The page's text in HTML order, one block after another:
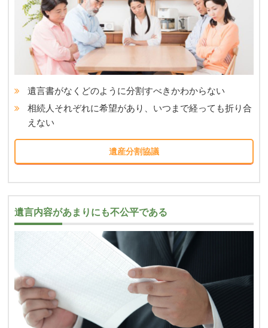
遺言書がなくどのように分割すべきかわからない
相続人それぞれに希望があり、いつまで経っても折り合
えない
遺産分割協議
遺言内容があまりにも不公平である